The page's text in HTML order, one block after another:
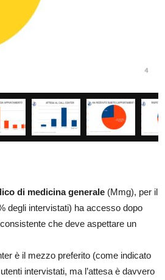
di medicina generale (Mmg), per il
degli intervistati) ha accesso dopo
che deve aspettare un
è il mezzo preferito (come indicato
intervistati, ma l’attesa è davvero